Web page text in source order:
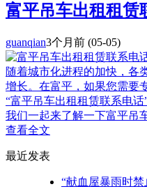
富平吊车出租租赁
guanqian3个月前 (05-05)
随着城市化进程的加快，各
增长。在富平，如果您需要
“富平吊车出租租赁联系电
我们一起来了解一下富平吊
查看全文
最近发表
“献血屋暴雨时